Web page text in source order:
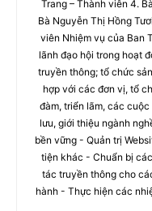
Trang – Thành viên 4.
Bà Nguyễn Thị Hồng
viên Nhiệm vụ của Ban
lãnh đạo hội trong hoạt
truyền thông; tổ chức
hợp với các đơn vị, tổ
đàm, triển lãm, các
lưu, giới thiệu ngành
bền vững - Quản trị
tiện khác - Chuẩn bị
tác truyền thông cho
hành - Thực hiện các